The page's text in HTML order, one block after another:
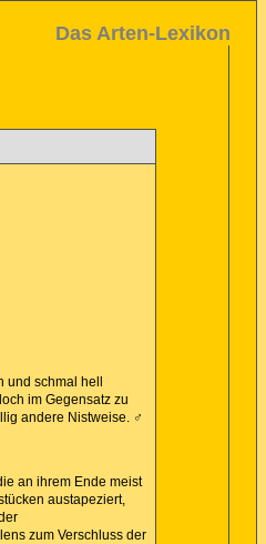
Das Arten-Lexikon
schmal hell
im Gegensatz zu
andere Nistweise. ♂
an ihrem Ende meist
austapeziert,
zum Verschluss der